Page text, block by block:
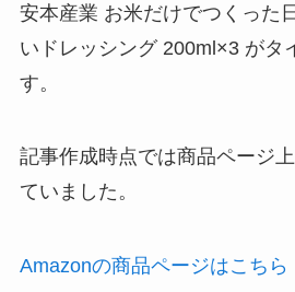
安本産業 お米だけでつくった
いドレッシング 200ml×3 がタ
す。
記事作成時点では商品ページ
ていました。
Amazonの商品ページはこちら